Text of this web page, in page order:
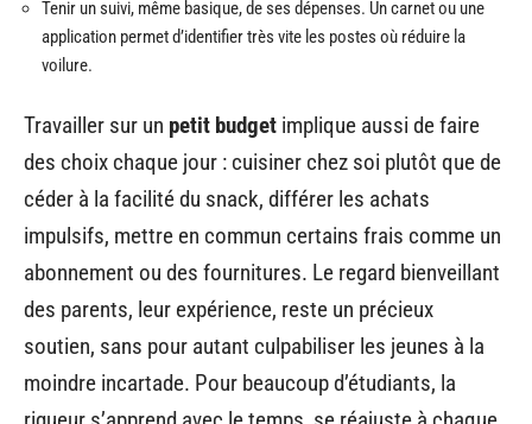
Tenir un suivi, même basique, de ses dépenses. Un carnet ou une
application permet d’identifier très vite les postes où réduire la
voilure.
Travailler sur un petit budget implique aussi de faire
des choix chaque jour : cuisiner chez soi plutôt que de
céder à la facilité du snack, différer les achats
impulsifs, mettre en commun certains frais comme un
abonnement ou des fournitures. Le regard bienveillant
des parents, leur expérience, reste un précieux
soutien, sans pour autant culpabiliser les jeunes à la
moindre incartade. Pour beaucoup d’étudiants, la